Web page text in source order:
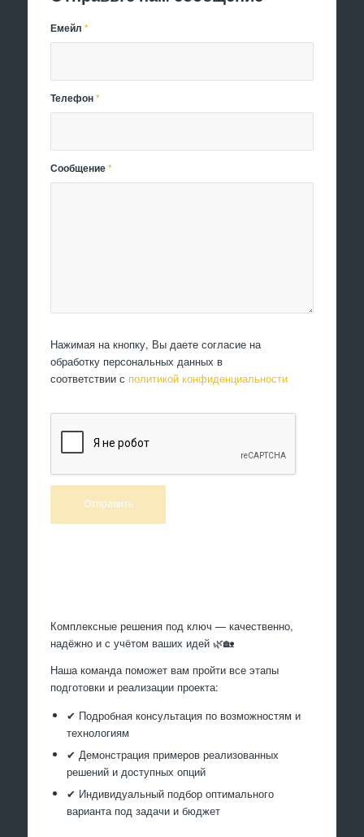
Емейл*
Телефон*
Сообщение*
Нажимая на кнопку, Вы даете согласие на
обработку персональных данных в
соответствии с политикой конфиденциальности
Комплексные решения под ключ — качественно,
надёжно и с учётом ваших идей 🌿🏡
Наша команда поможет вам пройти все этапы
подготовки и реализации проекта:
✔ Подробная консультация по возможностям и
технологиям
✔ Демонстрация примеров реализованных
решений и доступных опций
✔ Индивидуальный подбор оптимального
варианта под задачи и бюджет